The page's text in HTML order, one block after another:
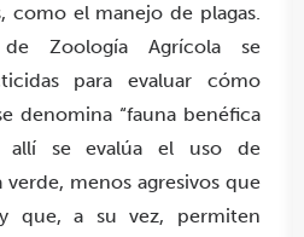
como el manejo de plagas.
Zoología Agrícola se
para evaluar cómo
denomina “fauna benéfica
allí se evalúa el uso de
menos agresivos que
que, a su vez, permiten